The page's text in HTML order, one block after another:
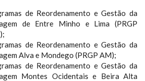
de Reordenamento e Gestão da
de Entre Minho e Lima (PRGP
de Reordenamento e Gestão da
Alva e Mondego (PRGP AM);
de Reordenamento e Gestão da
Montes Ocidentais e Beira Alta